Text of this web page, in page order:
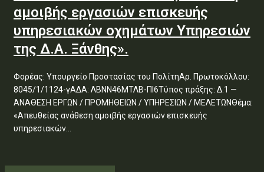
αμοιβής εργασιών επισκευής
υπηρεσιακών οχημάτων Υπηρεσιών
της Δ.Α. Ξάνθης».
Φορέας: Υπουργείο Προστασίας του ΠολίτηΑρ. Πρωτοκόλλου:
8045/1/1124-γΑΔΑ: ΛΒΝΝ46ΜΤΛΒ-ΠΙ6Τύπος πράξης: Δ.1 —
ΑΝΑΘΕΣΗ ΕΡΓΩΝ / ΠΡΟΜΗΘΕΙΩΝ / ΥΠΗΡΕΣΙΩΝ / ΜΕΛΕΤΩΝΘέμα:
«Απευθείας ανάθεση αμοιβής εργασιών επισκευής
υπηρεσιακών...